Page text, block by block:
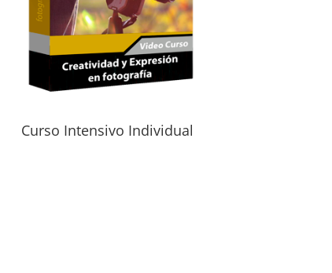
Curso Intensivo Individual